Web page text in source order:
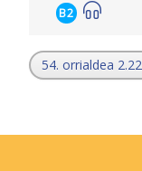
B2
54. orrialdea